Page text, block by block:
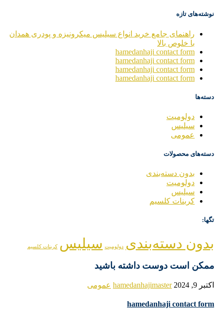
نوشته‌های تازه
راهنمای جامع خرید انواع سیلیس میکرونیزه و پودری همدان
با خلوص بالا
hamedanhaji contact form
hamedanhaji contact form
hamedanhaji contact form
hamedanhaji contact form
دسته‌ها
دولومیت
سیلیس
عمومی
دسته‌های محصولات
بدون دسته‌بندی
دولومیت
سیلیس
کربنات کلسیم
تگها:
بدون دسته‌بندی دولومیت سیلیس کربنات کلسیم
ممکن است دوست داشته باشید
اکتبر 9, 2024 hamedanhajimaster عمومی
hamedanhaji contact form